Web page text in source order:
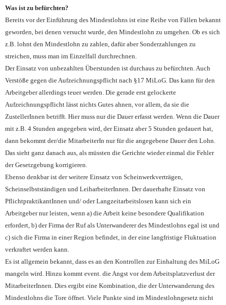
Was ist zu befürchten?
Bereits vor der Einführung des Mindestlohns ist eine Reihe von Fällen bekannt
geworden, bei denen versucht wurde, den Mindestlohn zu umgehen. Ob es sich
z.B. lohnt den Mindestlohn zu zahlen, dafür aber Sonderzahlungen zu
streichen, muss man im Einzelfall durchrechnen.
Der Einsatz von unbezahlten Überstunden ist durchaus zu befürchten. Auch
Verstöße gegen die Aufzeichnungspflicht nach §17 MiLoG. Das kann für den
Arbeitgeber allerdings teuer werden. Die gerade erst gelockerte
Aufzeichnungspflicht lässt nichts Gutes ahnen, vor allem, da sie die
ZustellerInnen betrifft. Hier muss nur die Dauer erfasst werden. Wenn die Dauer
mit z.B. 4 Stunden angegeben wird, der Einsatz aber 5 Stunden gedauert hat,
dann bekommt der/die MitarbeiterIn nur für die angegebene Dauer den Lohn.
Das sieht ganz danach aus, als müssten die Gerichte wieder einmal die Fehler
der Gesetzgebung korrigieren.
Ebenso denkbar ist der weitere Einsatz von Scheinwerkverträgen,
Scheinselbstständigen und LeiharbeiterInnen. Der dauerhafte Einsatz von
PflichtpraktikantInnen und/ oder Langzeitarbeitslosen kann sich ein
Arbeitgeber nur leisten, wenn a) die Arbeit keine besondere Qualifikation
erfordert, b) der Firma der Ruf als Unterwanderer des Mindestlohns egal ist und
c) sich die Firma in einer Region befindet, in der eine langfristige Fluktuation
verkraftet werden kann.
Es ist allgemein bekannt, dass es an den Kontrollen zur Einhaltung des MiLoG
mangeln wird. Hinzu kommt event. die Angst vor dem Arbeitsplatzverlust der
MitarbeiterInnen. Dies ergibt eine Kombination, die der Unterwanderung des
Mindestlohns die Tore öffnet. Viele Punkte sind im Mindestlohngesetz nicht